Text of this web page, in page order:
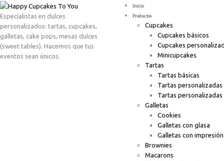
Especialistas en dulces
personalizados: tartas, cupcakes,
galletas, cake pops, mesas dulces
(sweet tables). Hacemos que tus
eventos sean únicos.
Inicio
Productos
Cupcakes
Cupcakes básicos
Cupcakes
Minicupcakes
Tartas
Tartas básicas
Tartas
Tartas personalizadas
Galletas
Cookies
Galletas con glasa
Galletas con
Brownies
Macarons